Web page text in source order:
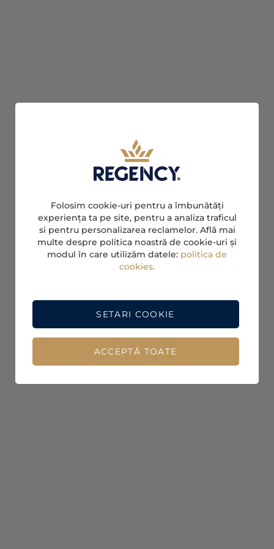
Folosim cookie-uri pentru a îmbunătăți
experiența ta pe site, pentru a analiza traficul
si pentru personalizarea reclamelor. Află mai
multe despre politica noastră de cookie-uri și
modul în care utilizăm datele: politica de
cookies.
ACCEPTĂ TOATE
SETARI COOKIE